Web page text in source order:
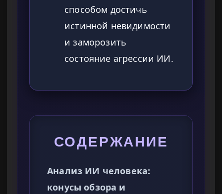
способом достичь
истинной невидимости
и заморозить
состояние агрессии ИИ.
СОДЕРЖАНИЕ
Анализ ИИ человека:
конусы обзора и